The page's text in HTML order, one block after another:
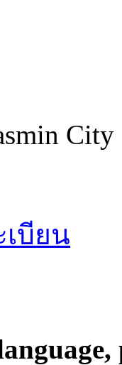
City
บียน